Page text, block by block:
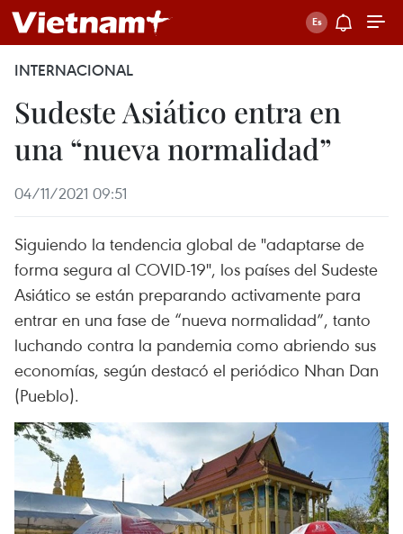
INTERNACIONAL
Sudeste Asiático entra en
una “nueva normalidad”
04/11/2021 09:51
Siguiendo la tendencia global de "adaptarse de
forma segura al COVID-19", los países del Sudeste
Asiático se están preparando activamente para
entrar en una fase de “nueva normalidad”, tanto
luchando contra la pandemia como abriendo sus
economías, según destacó el periódico Nhan Dan
(Pueblo).